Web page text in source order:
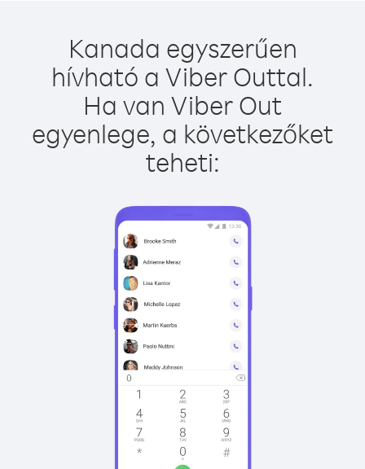
Kanada egyszerűen
hívható a Viber Outtal.
Ha van Viber Out
egyenlege, a következőket
teheti: